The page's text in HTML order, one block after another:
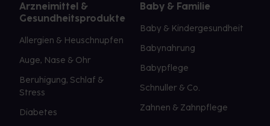
Arzneimittel &
Gesundheitsprodukte
Allergien & Heuschnupfen
Auge, Nase & Ohr
Beruhigung, Schlaf &
Stress
Diabetes
Baby & Familie
Baby & Kindergesundheit
Babynahrung
Babypflege
Schnuller & Co.
Zahnen & Zahnpflege